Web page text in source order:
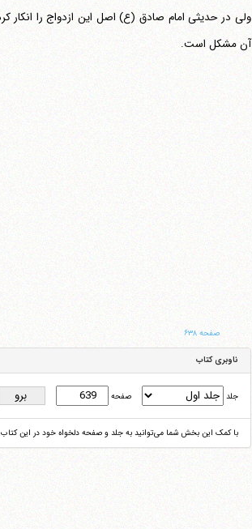
آن مشکل است.
صفحه ۶۳۸
ناوبری کتاب
جلد صفحه
با کمک این بخش شما می‌توانید به جلد و صفحه دلخواه خود در این